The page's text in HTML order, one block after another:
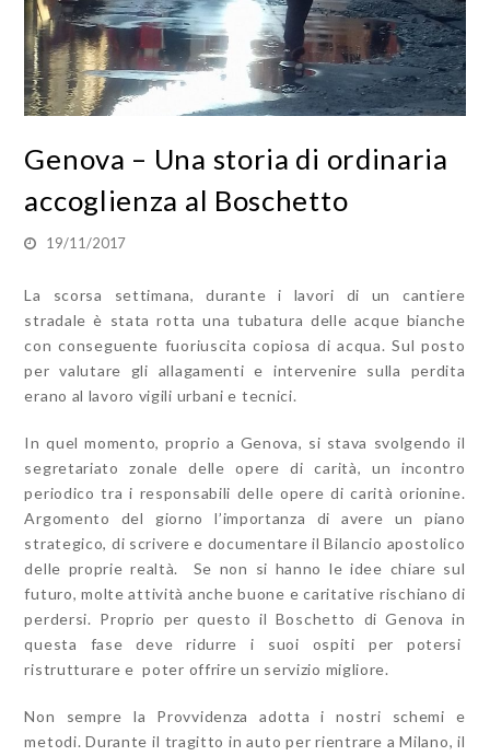
Genova – Una storia di ordinaria
accoglienza al Boschetto
19/11/2017
La scorsa settimana, durante i lavori di un cantiere
stradale è stata rotta una tubatura delle acque bianche
con conseguente fuoriuscita copiosa di acqua. Sul posto
per valutare gli allagamenti e intervenire sulla perdita
erano al lavoro vigili urbani e tecnici.
In quel momento, proprio a Genova, si stava svolgendo il
segretariato zonale delle opere di carità, un incontro
periodico tra i responsabili delle opere di carità orionine.
Argomento del giorno l’importanza di avere un piano
strategico, di scrivere e documentare il Bilancio apostolico
delle proprie realtà. Se non si hanno le idee chiare sul
futuro, molte attività anche buone e caritative rischiano di
perdersi. Proprio per questo il Boschetto di Genova in
questa fase deve ridurre i suoi ospiti per potersi
ristrutturare e poter offrire un servizio migliore.
Non sempre la Provvidenza adotta i nostri schemi e
metodi. Durante il tragitto in auto per rientrare a Milano, il